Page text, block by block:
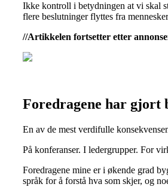
Ikke kontroll i betydningen at vi skal
flere beslutninger flyttes fra
//Artikkelen fortsetter etter
Foredragene har gjort
En av de mest verdifulle
På konferanser. I ledergrupper. For
Foredragene mine er i økende grad
språk for å forstå hva som skjer, og